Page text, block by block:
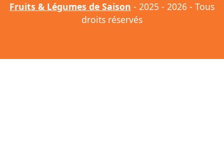
Fruits & Légumes de Saison - 2025 - 2026 - Tous
droits réservés